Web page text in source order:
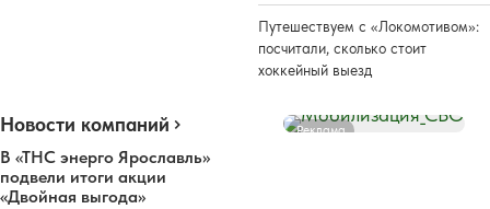
Путешествуем с «Локомотивом»:
посчитали, сколько стоит
хоккейный выезд
Новости компаний
В «ТНС энерго Ярославль»
подвели итоги акции
«Двойная выгода»
Реклама